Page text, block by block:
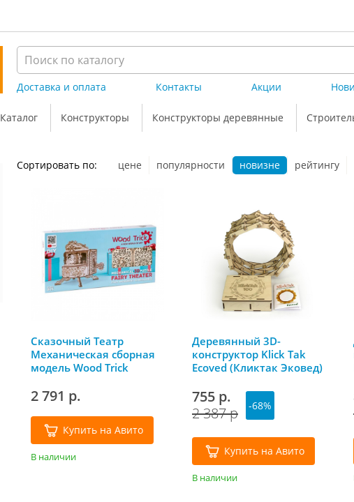
Доставка и оплата Контакты Акции
Каталог Конструкторы Конструкторы деревянные
Сортировать по: цене популярности новизне рейтингу
Сказочный Театр
Механическая сборная
модель Wood Trick
2 791 р.
Купить на Авито
В наличии
Деревянный 3D-
конструктор Klick Tak
Ecoved (Кликтак Эковед)
755 р.
2 387 р
-68%
Купить на Авито
В наличии